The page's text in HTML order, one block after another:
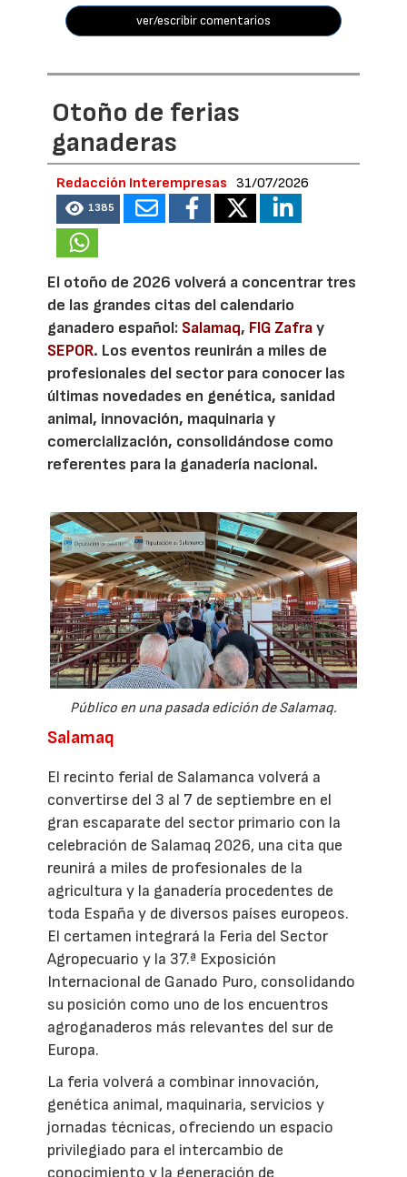
ver/escribir comentarios
Otoño de ferias
ganaderas
Redacción Interempresas 31/07/2026
1385
El otoño de 2026 volverá a concentrar tres
de las grandes citas del calendario
ganadero español: Salamaq, FIG Zafray
SEPOR. Los eventos reunirán a miles de
profesionales del sector para conocer las
últimas novedades en genética, sanidad
animal, innovación, maquinaria y
comercialización, consolidándose como
referentes para la ganadería nacional.
Público en una pasada edición de Salamaq.
Salamaq
El recinto ferial de Salamanca volverá a
convertirse del 3 al 7 de septiembre en el
gran escaparate del sector primario con la
celebración de Salamaq 2026, una cita que
reunirá a miles de profesionales de la
agricultura y la ganadería procedentes de
toda España y de diversos países europeos.
El certamen integrará la Feria del Sector
Agropecuario y la 37.ª Exposición
Internacional de Ganado Puro, consolidando
su posición como uno de los encuentros
agroganaderos más relevantes del sur de
Europa.
La feria volverá a combinar innovación,
genética animal, maquinaria, servicios y
jornadas técnicas, ofreciendo un espacio
privilegiado para el intercambio de